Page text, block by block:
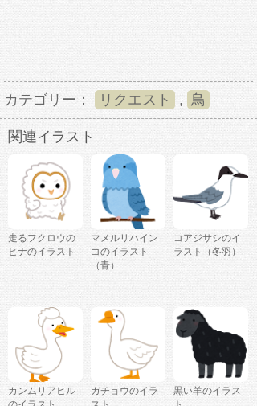
カテゴリー： リクエスト , 鳥
関連イラスト
走るフクロウの
ヒナのイラスト
マメルリハイン
コのイラスト
（青）
コアジサシのイ
ラスト（冬羽）
カンムリアヒル
ガチョウのイラ
黒い羊のイラス